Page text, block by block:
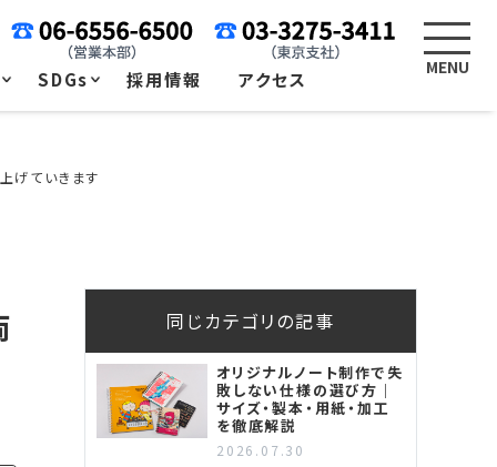
SDGs 採用情報 アクセス
げていきます
同じカテゴリの記事
オリジナルノート制作で失
敗しない仕様の選び方｜
サイズ・製本・用紙・加工
を徹底解説
2026.07.30